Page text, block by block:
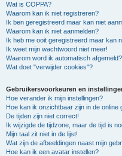
Wat is COPPA?
Waarom kan ik niet registreren?
Ik ben geregistreerd maar kan niet
Waarom kan ik niet aanmelden?
Ik heb me ooit geregistreerd maar kan
Ik weet mijn wachtwoord niet meer!
Waarom word ik automatisch afgemeld?
Wat doet "verwijder cookies"?
Gebruikersvoorkeuren en
Hoe verander ik mijn instellingen?
Hoe kan ik onzichtbaar zijn in de online
De tijden zijn niet correct!
Ik wijzigde de tijdzone, maar de tijd is
Mijn taal zit niet in de lijst!
Wat zijn de afbeeldingen naast mijn
Hoe kan ik een avatar instellen?